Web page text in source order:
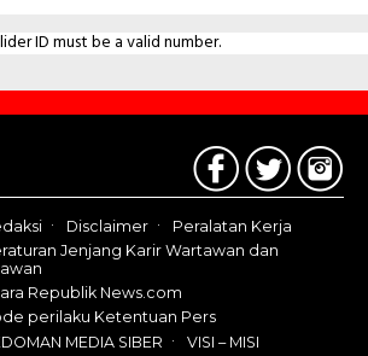
ID must be a valid number.
Disclaimer
Peralatan Kerja
Jenjang Karir Wartawan dan
Republik News.com
perilaku Ketentuan Pers
MEDIA SIBER
VISI – MISI